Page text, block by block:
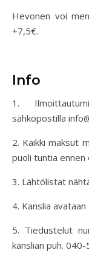
Hevonen voi
+7,5€.
Info
1.
sähköpostilla
2. Kaikki maksut
puoli tuntia ennen
3. Lähtölistat
4. Kanslia
5. Tiedustelut
kanslian puh.